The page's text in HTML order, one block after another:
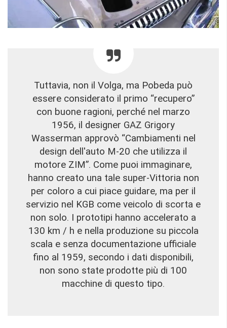
Tuttavia, non il Volga, ma Pobeda può
essere considerato il primo “recupero”
con buone ragioni, perché nel marzo
1956, il designer GAZ Grigory
Wasserman approvò “Cambiamenti nel
design dell'auto M-20 che utilizza il
motore ZIM”. Come puoi immaginare,
hanno creato una tale super-Vittoria non
per coloro a cui piace guidare, ma per il
servizio nel KGB come veicolo di scorta e
non solo. I prototipi hanno accelerato a
130 km / h e nella produzione su piccola
scala e senza documentazione ufficiale
fino al 1959, secondo i dati disponibili,
non sono state prodotte più di 100
macchine di questo tipo.